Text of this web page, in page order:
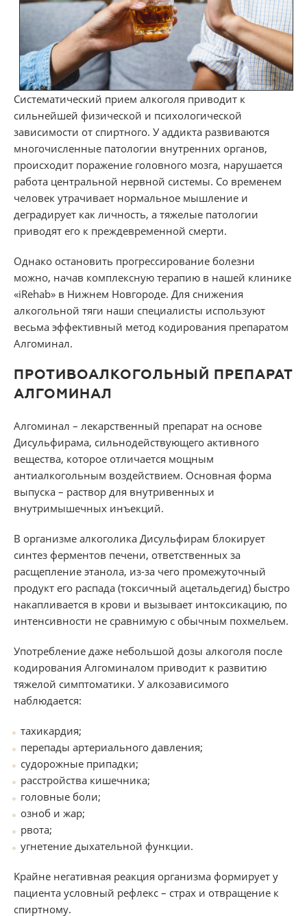
Систематический прием алкоголя приводит к
сильнейшей физической и психологической
зависимости от спиртного. У аддикта развиваются
многочисленные патологии внутренних органов,
происходит поражение головного мозга, нарушается
работа центральной нервной системы. Со временем
человек утрачивает нормальное мышление и
деградирует как личность, а тяжелые патологии
приводят его к преждевременной смерти.
Однако остановить прогрессирование болезни
можно, начав комплексную терапию в нашей клинике
«iRehab» в Нижнем Новгороде. Для снижения
алкогольной тяги наши специалисты используют
весьма эффективный метод кодирования препаратом
Алгоминал.
ПРОТИВОАЛКОГОЛЬНЫЙ ПРЕПАРАТ
АЛГОМИНАЛ
Алгоминал – лекарственный препарат на основе
Дисульфирама, сильнодействующего активного
вещества, которое отличается мощным
антиалкогольным воздействием. Основная форма
выпуска – раствор для внутривенных и
внутримышечных инъекций.
В организме алкоголика Дисульфирам блокирует
синтез ферментов печени, ответственных за
расщепление этанола, из-за чего промежуточный
продукт его распада (токсичный ацетальдегид) быстро
накапливается в крови и вызывает интоксикацию, по
интенсивности не сравнимую с обычным похмельем.
Употребление даже небольшой дозы алкоголя после
кодирования Алгоминалом приводит к развитию
тяжелой симптоматики. У алкозависимого
наблюдается:
тахикардия;
перепады артериального давления;
судорожные припадки;
расстройства кишечника;
головные боли;
озноб и жар;
рвота;
угнетение дыхательной функции.
Крайне негативная реакция организма формирует у
пациента условный рефлекс – страх и отвращение к
спиртному.